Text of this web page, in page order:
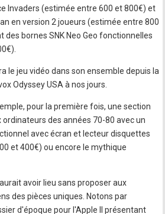
Invaders (estimée entre 600 et 800€) et
en version 2 joueurs (estimée entre 800
bornes SNK Neo Geo fonctionnelles
le jeu vidéo dans son ensemble depuis la
Odyssey USA à nos jours.
pour la première fois, une section
des années 70-80 avec un
avec écran et lecteur disquettes
et 400€) ou encore le mythique
avoir lieu sans proposer aux
des pièces uniques. Notons par
d'époque pour l'Apple II présentant